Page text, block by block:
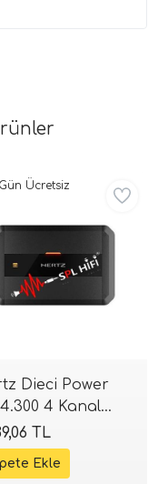
Dieci Power
4 Kanal
| 4x75W RMS
AB | SPLHIFI
TL
Ücretsiz